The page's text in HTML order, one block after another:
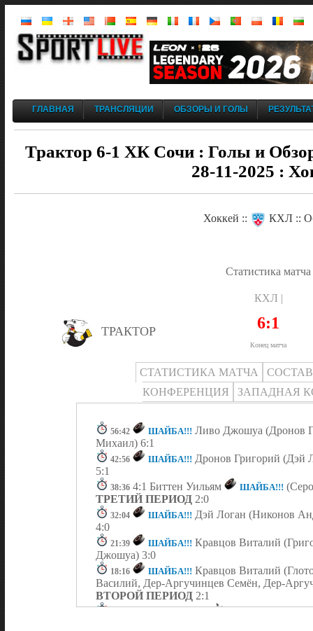
ГЛАВНАЯ ТРАНСЛЯЦИИ ОБЗОРЫ И ГОЛЫ
Трактор 6-1 ХК Сочи : Голы и
28-11-2025 :
Хоккей :: КХЛ ::
Статистика матча
КХЛ |
ТРАКТОР 6:1
Конец матча
СТАТИСТИКА МАТЧА
КОНФЕРЕНЦИЯ
ЗАПАДНАЯ
56:42 ШАЙБА!!! Ливо Джошуа (Дронов
Михаил) 6:1
42:56 ШАЙБА!!! Дронов Григорий (Дэй
5:1
38:36 4:1 Биттен Уильям ШАЙБА!!!
ТРЕТИЙ ПЕРИОД 2:0
32:04 ШАЙБА!!! Дэй Логан (Никонов
4:0
21:39 ШАЙБА!!! Кравцов Виталий
Джошуа) 3:0
18:16 ШАЙБА!!! Кравцов Виталий
Василий, Дер-Аргучинцев Семён, Дер-
ВТОРОЙ ПЕРИОД 2:1
Сероух Даниил